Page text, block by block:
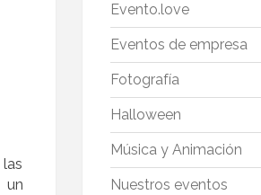
un
Evento.love
Eventos de empresa
Fotografía
Halloween
Música y Animación
Nuestros eventos